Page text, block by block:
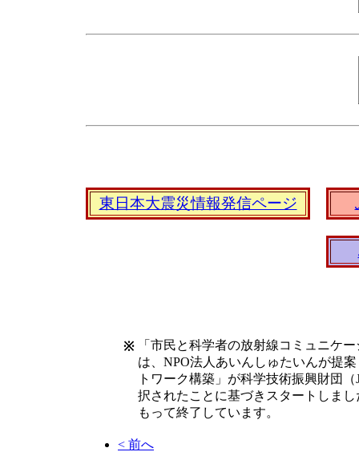
東日本大震災情報発信ページ
※
「市民と科学者の放射線コミュニケ
は、NPO法人あいんしゅたいんが提
トワーク構築」が科学技術振興財団
択されたことに基づきスタートしま
もって終了しています。
< 前へ